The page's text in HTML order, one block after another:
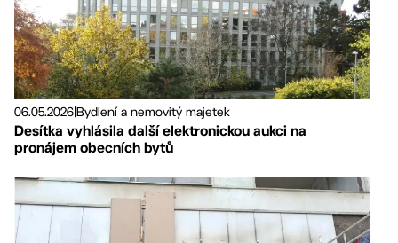
06.05.2026Bydlení a nemovitý majetek
Desítka vyhlásila další elektronickou aukci na
pronájem obecních bytů